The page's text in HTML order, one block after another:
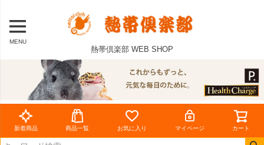
MENU
熱帯倶楽部 WEB SHOP
新着商品 商品一覧 お気に入り マイページ カート